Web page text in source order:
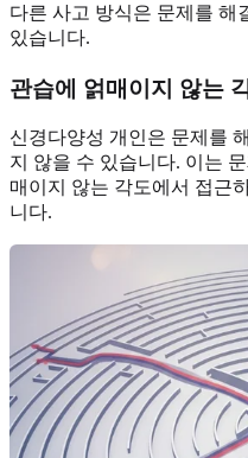
다른 사고 방식은 문제를 해
있습니다.
관습에 얽매이지 않는
신경다양성 개인은 문제를
지 않을 수 있습니다. 이는
매이지 않는 각도에서 접근
니다.